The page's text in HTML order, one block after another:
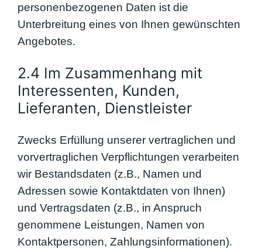
personenbezogenen Daten ist die
Unterbreitung eines von Ihnen gewünschten
Angebotes.
2.4 Im Zusammenhang mit
Interessenten, Kunden,
Lieferanten, Dienstleister
Zwecks Erfüllung unserer vertraglichen und
vorvertraglichen Verpflichtungen verarbeiten
wir Bestandsdaten (z.B., Namen und
Adressen sowie Kontaktdaten von Ihnen)
und Vertragsdaten (z.B., in Anspruch
genommene Leistungen, Namen von
Kontaktpersonen, Zahlungsinformationen).